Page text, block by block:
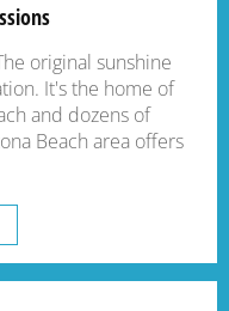
original sunshine
It's the home of
and dozens of
Beach area offers